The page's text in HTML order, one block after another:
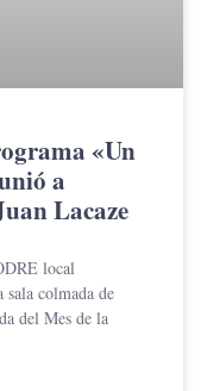
«Un
a
Lacaze
local
sala colmada de
del Mes de la